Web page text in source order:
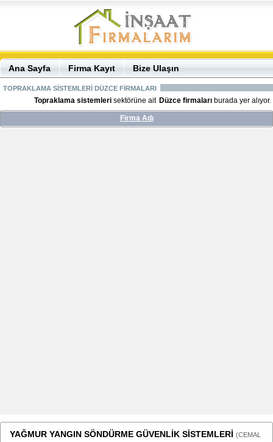
Ana Sayfa Firma Kayıt Bize Ulaşın
TOPRAKLAMA SİSTEMLERİ DÜZCE FİRMALARI
Topraklama sistemleri sektörüne ait Düzce firmaları burada yer alıyor.
Firma Adı
YAĞMUR YANGIN SÖNDÜRME GÜVENLİK SİSTEMLERİ (CEMAL